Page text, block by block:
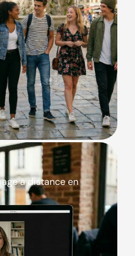
à distance en